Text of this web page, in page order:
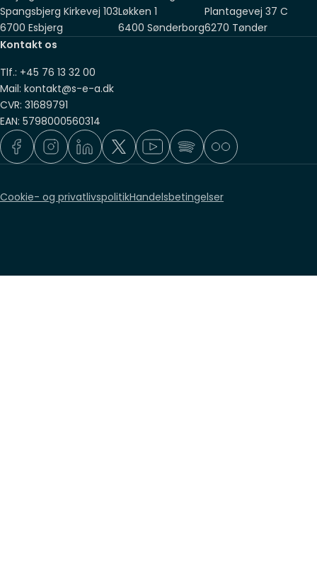
Spangsbjerg Kirkevej 103
6700 Esbjerg
Løkken 1
6400 Sønderborg
Plantagevej 37 C
6270 Tønder
Kontakt os
Tlf.: +45 76 13 32 00
Mail: kontakt@s-e-a.dk
CVR: 31689791
EAN: 5798000560314
Cookie- og privatlivspolitikHandelsbetingelser